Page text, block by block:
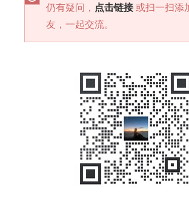
仍有疑问， 点击链接或扫一扫添
友，一起交流。